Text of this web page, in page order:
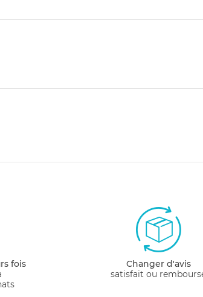
fois
Changer d'avis
satisfait ou